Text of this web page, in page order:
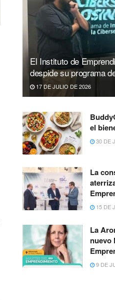
El Instituto de
despide su programa
17 DE JULIO DE 2026
el
30 DE
La
15 DE
La
nuevo
9 DE